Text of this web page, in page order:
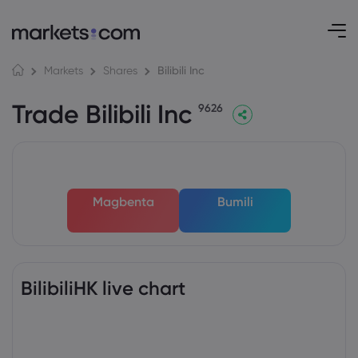
Markets Shares Bilibili Inc
Trade Bilibili Inc 9626
Magbenta Bumili
BilibiliHK live chart